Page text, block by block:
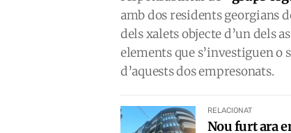
amb dos residents georgians
dels xalets objecte d’un dels
elements que s’investiguen o
d’aquests dos empresonats.
RELACIONAT
Nou furt ara